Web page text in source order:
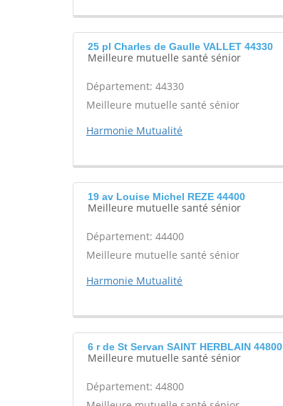
25 pl Charles de Gaulle VALLET 44330
Meilleure mutuelle santé sénior
Département: 44330
Meilleure mutuelle santé sénior
Harmonie Mutualité
19 av Louise Michel REZE 44400
Meilleure mutuelle santé sénior
Département: 44400
Meilleure mutuelle santé sénior
Harmonie Mutualité
6 r de St Servan SAINT HERBLAIN 44800
Meilleure mutuelle santé sénior
Département: 44800